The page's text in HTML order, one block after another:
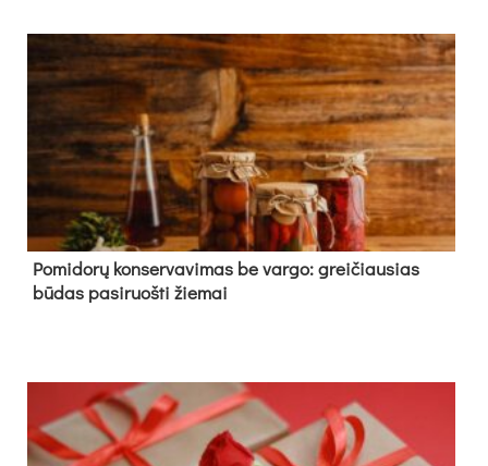
Pomidorų konservavimas be vargo: greičiausias
būdas pasiruošti žiemai